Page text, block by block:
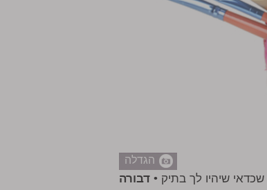
הגדלה
שיהיו לך בתיק • דבורה